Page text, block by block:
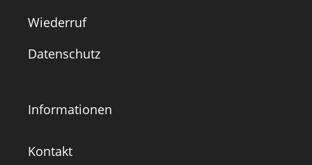
Wiederruf
Datenschutz
Informationen
Kontakt